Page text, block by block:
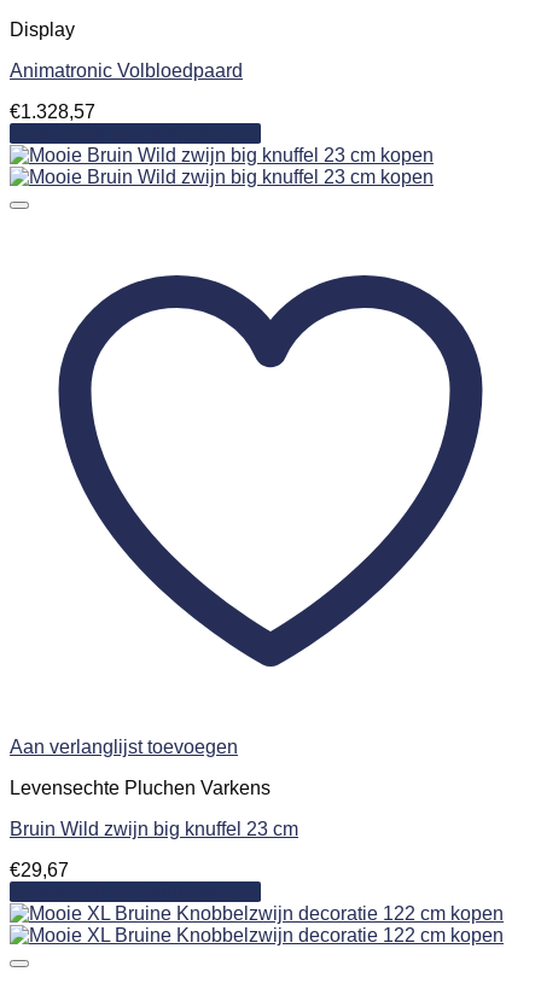
Display
Animatronic Volbloedpaard
€1.328,57
Aan verlanglijst toevoegen
Levensechte Pluchen Varkens
Bruin Wild zwijn big knuffel 23 cm
€29,67